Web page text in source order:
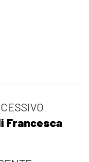
Francesca